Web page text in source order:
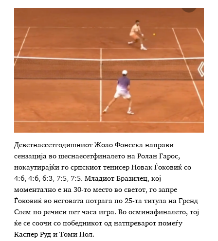
Деветнаесетгодишниот Жоао Фонсека направи
сензација во шеснаесетфиналето на Ролан Гарос,
нокаутирајќи го српскиот тенисер Новак Ѓоковиќ со
4:6, 4:6, 6:3, 7:5, 7:5. Младиот Бразилец, кој
моментално е на 30-то место во светот, го запре
Ѓоковиќ во неговата потрага по 25-та титула на Гренд
Слем по речиси пет часа игра. Во осминафиналето, тој
ќе се соочи со победникот од натпреварот помеѓу
Каспер Руд и Томи Пол.